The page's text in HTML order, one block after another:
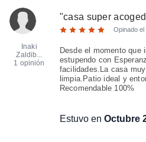
Inaki
Zaldib...
1 opinión
"casa super
Opinado el
Desde el momento que
estupendo con
facilidades.La casa
limpia.Patio ideal y
Recomendable 100%
Estuvo en Octubre